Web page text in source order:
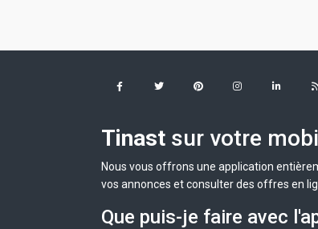
Tinast sur votre
Nous vous offrons une application
vos annonces et consulter des offres en
Que puis-je faire avec